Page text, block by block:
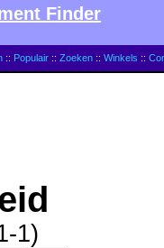
:: Populair :: Zoeken :: Winkels ::
Finder
1)